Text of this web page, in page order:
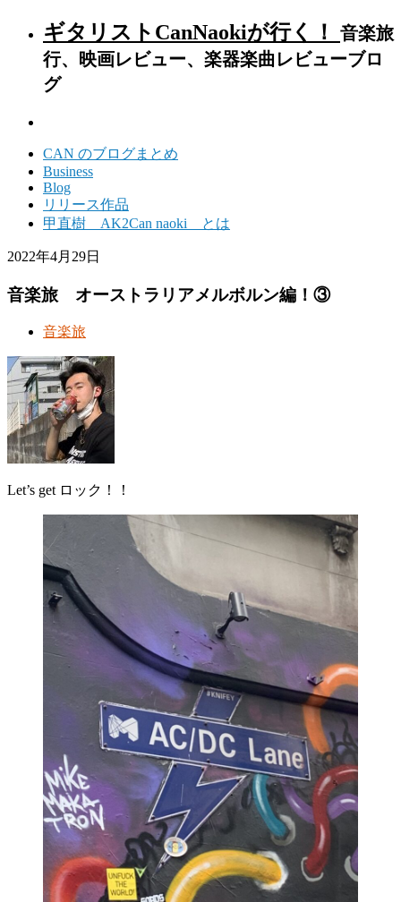
ギタリストCanNaokiが行く！ 音楽旅
行、映画レビュー、楽器楽曲レビューブロ
グ
CAN のブログまとめ
Business
Blog
リリース作品
甲直樹 AK2Can naoki とは
2022年4月29日
音楽旅 オーストラリアメルボルン編！③
音楽旅
Let’s get ロック！！